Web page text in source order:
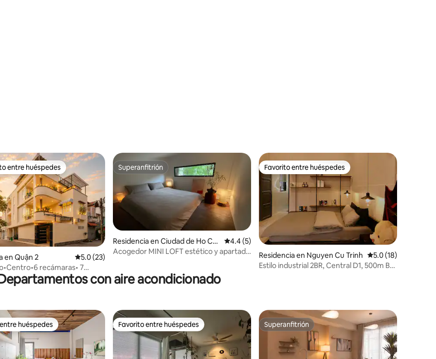
de 5; 292 evaluaciones
de 5; 30 evaluaciones
en Favorito entre huéspedes
entre huéspedes
en Quận 2 Calificación promedio: 5.0 de 5; 23 evaluaciones
5.0 (23)
recámaras• 7
a
Superanfitrión
Superanfitrión
Residencia en Ciudad de Ho Chi
Minh
Calificación promedio: 4.4 de 5; 5 evaluaciones
4.4 (5)
Acogedor MINI LOFT estético y apartado
Favorito entre huéspedes
Favorito entre huéspedes
Residencia en Nguyen Cu Trinh Calificación
5.0 (18)
Estilo industrial 2BR, Central D1, 500m Bui
con aire acondicionado
huéspedes
huéspedes Favorito entre huéspedes
Favorito entre huéspedes Superanfitrión
Superanfitrión